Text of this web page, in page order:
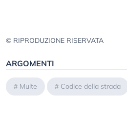
© RIPRODUZIONE RISERVATA
ARGOMENTI
# Multe # Codice della strada